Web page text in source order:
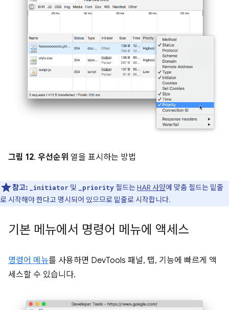
그림 12. 우선순위 열을 표시하는 방법
참고: _initiator 및 _priority 필드는HAR 사양에 맞춤 필드는 밑줄
로 시작해야 한다고 명시되어 있으므로 밑줄로 시작합니다.
기본 메뉴에서 명령어 메뉴에 액세스
명령어 메뉴를 사용하면 DevTools 패널, 탭, 기능에 빠르게 액
세스할 수 있습니다.